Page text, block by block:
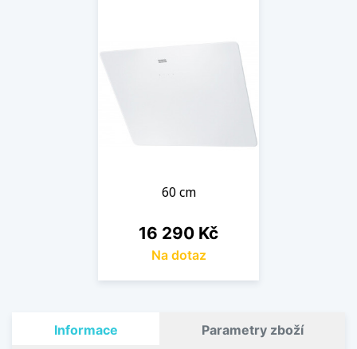
60 cm
Cena
16 290 Kč
Na dotaz
Informace Parametry zboží